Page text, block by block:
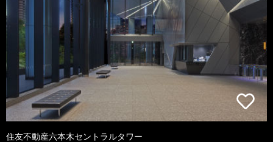
住友不動産六本木セントラルタワー